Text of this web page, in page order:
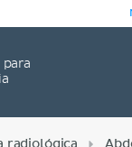
para
radiológica